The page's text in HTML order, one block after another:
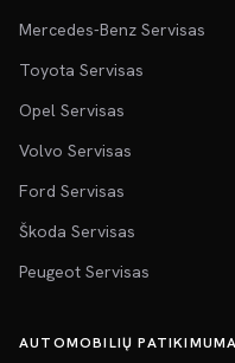
Mercedes-Benz Servisas
Toyota Servisas
Opel Servisas
Volvo Servisas
Ford Servisas
Škoda Servisas
Peugeot Servisas
AUTOMOBILIŲ